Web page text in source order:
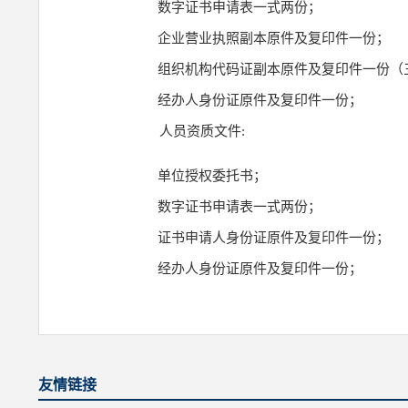
数字证书申请表一式两份；
企业营业执照副本原件及复印件一份；
组织机构代码证副本原件及复印件一份（
经办人身份证原件及复印件一份；
人员资质文件:
单位授权委托书；
数字证书申请表一式两份；
证书申请人身份证原件及复印件一份；
经办人身份证原件及复印件一份；
友情链接